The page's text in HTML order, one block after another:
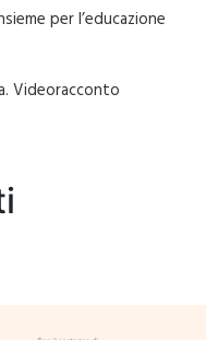
per l’educazione
Videoracconto